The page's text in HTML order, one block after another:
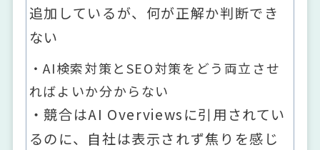
追加しているが、何が正解か判断でき
ない
・AI検索対策とSEO対策をどう両立させ
ればよいか分からない
・競合はAI Overviewsに引用されてい
るのに、自社は表示されず焦りを感じ